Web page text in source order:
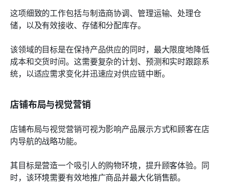
这项细致的工作包括与制造商协调、管理运输、处理仓
储，以及有效接收、存储和分配库存。
该领域的目标是在保持产品供应的同时，最大限度地降低
成本和交货时间。这需要复杂的计划、预测和实时跟踪系
统，以适应需求变化并迅速应对供应链中断。
店铺布局与视觉营销
店铺布局与视觉营销可视为影响产品展示方式和顾客在店
内导航的战略功能。
其目标是营造一个吸引人的购物环境，提升顾客体验。同
时，该环境需要有效地推广商品并最大化销售额。